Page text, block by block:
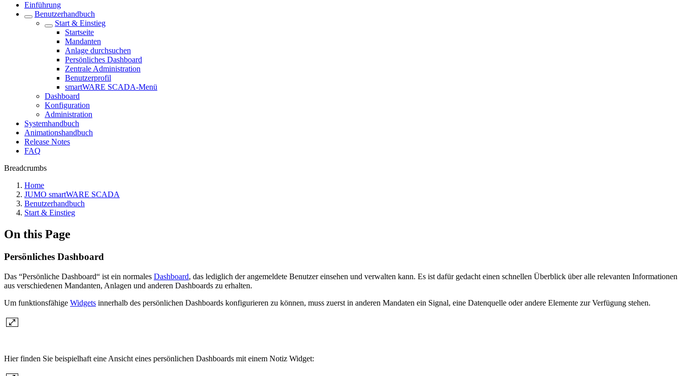
Einführung
Benutzerhandbuch
Start & Einstieg
Startseite
Mandanten
Anlage durchsuchen
Persönliches Dashboard
Zentrale Administration
Benutzerprofil
smartWARE SCADA-Menü
Dashboard
Konfiguration
Administration
Systemhandbuch
Animationshandbuch
Release Notes
FAQ
Breadcrumbs
Home
JUMO smartWARE SCADA
Benutzerhandbuch
Start & Einstieg
On this Page
Persönliches Dashboard
Das “Persönliche Dashboard“ ist ein normales Dashboard, das lediglich der angemeldete Benutzer einsehen und verwalten kann. Es ist dafür gedacht einen schnellen Überblick über alle relevanten Informationen
aus verschiedenen Mandanten, Anlagen und anderen Dashboards zu erhalten.
Um funktionsfähige Widgets innerhalb des persönlichen Dashboards konfigurieren zu können, muss zuerst in anderen Mandaten ein Signal, eine Datenquelle oder andere Elemente zur Verfügung stehen.
Hier finden Sie beispielhaft eine Ansicht eines persönlichen Dashboards mit einem Notiz Widget: